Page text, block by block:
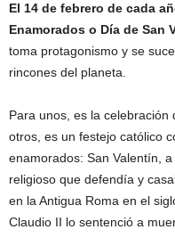
El 14 de febrero de cada
Enamorados o Día de San
toma protagonismo y se
rincones del planeta.
Para unos, es la
otros, es un festejo católico
enamorados: San Valentín,
religioso que defendía y
en la Antigua Roma en el
Claudio II lo sentenció a